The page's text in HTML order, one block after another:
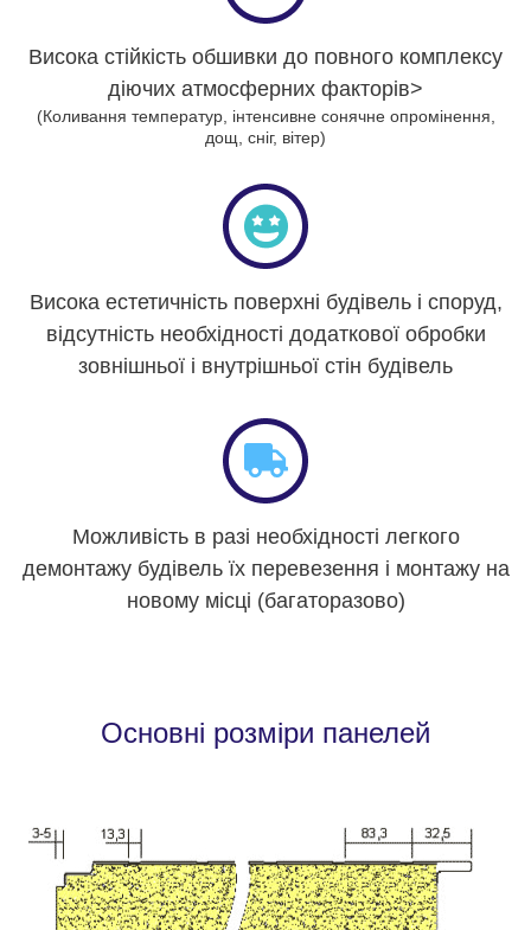
Висока стійкість обшивки до повного комплексу
діючих атмосферних факторів>
(Коливання температур, інтенсивне сонячне опромінення,
дощ, сніг, вітер)
Висока естетичність поверхні будівель і споруд,
відсутність необхідності додаткової обробки
зовнішньої і внутрішньої стін будівель
Можливість в разі необхідності легкого
демонтажу будівель їх перевезення і монтажу на
новому місці (багаторазово)
Основні розміри панелей